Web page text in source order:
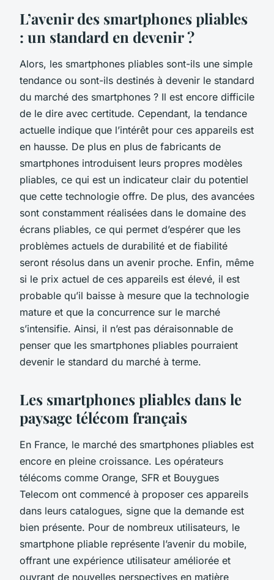
L’avenir des smartphones pliables
: un standard en devenir ?
Alors, les smartphones pliables sont-ils une simple
tendance ou sont-ils destinés à devenir le standard
du marché des smartphones ? Il est encore difficile
de le dire avec certitude. Cependant, la tendance
actuelle indique que l’intérêt pour ces appareils est
en hausse. De plus en plus de fabricants de
smartphones introduisent leurs propres modèles
pliables, ce qui est un indicateur clair du potentiel
que cette technologie offre. De plus, des avancées
sont constamment réalisées dans le domaine des
écrans pliables, ce qui permet d’espérer que les
problèmes actuels de durabilité et de fiabilité
seront résolus dans un avenir proche. Enfin, même
si le prix actuel de ces appareils est élevé, il est
probable qu’il baisse à mesure que la technologie
mature et que la concurrence sur le marché
s’intensifie. Ainsi, il n’est pas déraisonnable de
penser que les smartphones pliables pourraient
devenir le standard du marché à terme.
Les smartphones pliables dans le
paysage télécom français
En France, le marché des smartphones pliables est
encore en pleine croissance. Les opérateurs
télécoms comme Orange, SFR et Bouygues
Telecom ont commencé à proposer ces appareils
dans leurs catalogues, signe que la demande est
bien présente. Pour de nombreux utilisateurs, le
smartphone pliable représente l’avenir du mobile,
offrant une expérience utilisateur améliorée et
ouvrant de nouvelles perspectives en matière